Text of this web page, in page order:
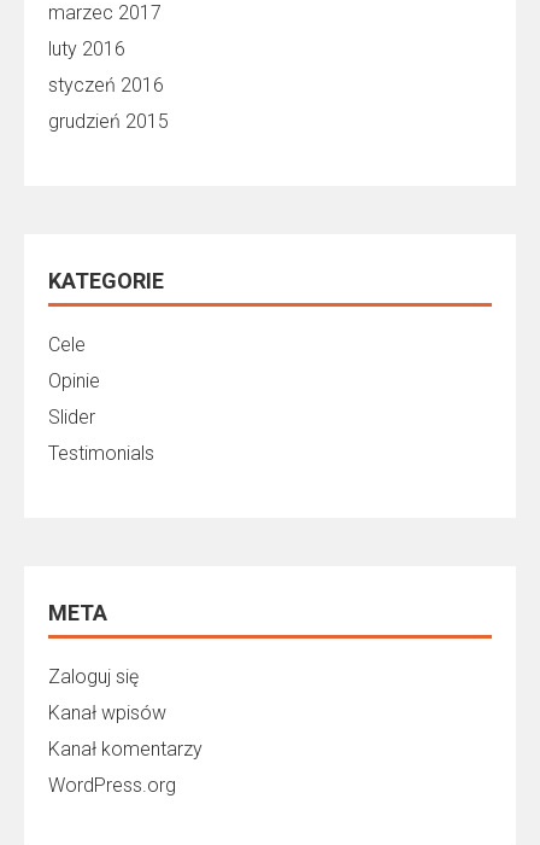
marzec 2017
luty 2016
styczeń 2016
grudzień 2015
KATEGORIE
Cele
Opinie
Slider
Testimonials
META
Zaloguj się
Kanał wpisów
Kanał komentarzy
WordPress.org